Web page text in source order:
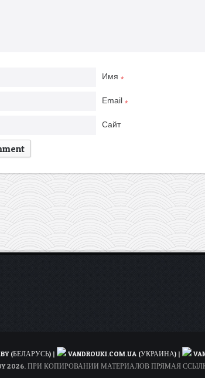
Имя *
Email *
Сайт
(БЕЛАРУСЬ) | VANDROUKI.COM.UA (УКРАИНА) |
2026. ПРИ КОПИРОВАНИИ МАТЕРИАЛОВ ПРЯМАЯ